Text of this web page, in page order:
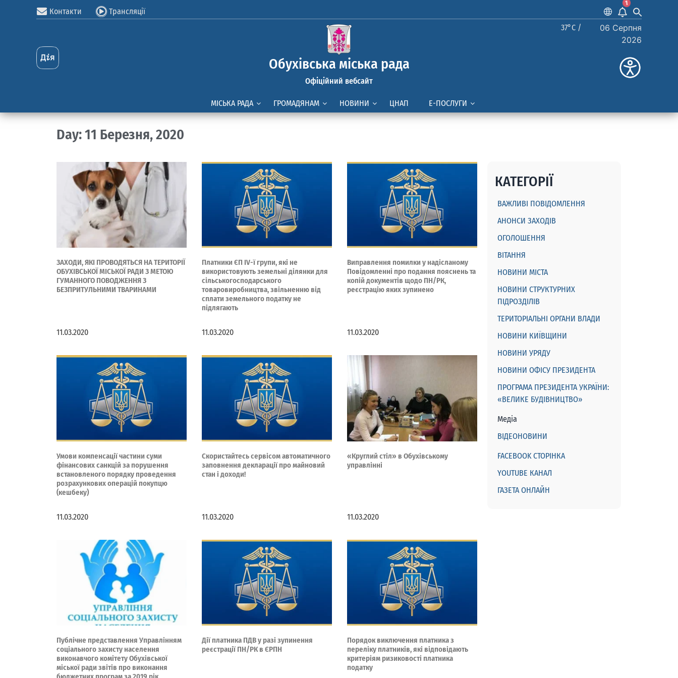
Контакти Трансляції
1
Обухівська міська рада
Офіційний вебсайт
37°C /
06 Серпня
2026
МІСЬКА РАДА ГРОМАДЯНАМ НОВИНИ ЦНАП Е-ПОСЛУГИ
Day: 11 Березня, 2020
ЗАХОДИ, ЯКІ ПРОВОДЯТЬСЯ НА ТЕРИТОРІЇ
ОБУХІВСЬКОЇ МІСЬКОЇ РАДИ З МЕТОЮ
ГУМАННОГО ПОВОДЖЕННЯ З
БЕЗПРИТУЛЬНИМИ ТВАРИНАМИ
11.03.2020
Платники ЄП ІV-ї групи, які не
використовують земельні ділянки для
сільськогосподарського
товаровиробництва, звільненню від
сплати земельного податку не
підлягають
11.03.2020
Виправлення помилки у надісланому
Повідомленні про подання пояснень та
копій документів щодо ПН/РК,
реєстрацію яких зупинено
11.03.2020
Умови компенсації частини суми
фінансових санкцій за порушення
встановленого порядку проведення
розрахункових операцій покупцю
(кешбеку)
11.03.2020
Скористайтесь сервісом автоматичного
заповнення декларації про майновий
стан і доходи!
11.03.2020
«Круглий стіл» в Обухівському
управлінні
11.03.2020
Публічне представлення Управлінням
соціального захисту населення
виконавчого комітету Обухівської
міської ради звітів про виконання
Дії платника ПДВ у разі зупинення
реєстрації ПН/РК в ЄРПН
Порядок виключення платника з
переліку платників, які відповідають
критеріям ризиковості платника
податку
КАТЕГОРІЇ
ВАЖЛИВІ ПОВІДОМЛЕННЯ
АНОНСИ ЗАХОДІВ
ОГОЛОШЕННЯ
ВІТАННЯ
НОВИНИ МІСТА
НОВИНИ СТРУКТУРНИХ
ПІДРОЗДІЛІВ
ТЕРИТОРІАЛЬНІ ОРГАНИ ВЛАДИ
НОВИНИ КИЇВЩИНИ
НОВИНИ УРЯДУ
НОВИНИ ОФІСУ ПРЕЗИДЕНТА
ПРОГРАМА ПРЕЗИДЕНТА УКРАЇНИ:
«ВЕЛИКЕ БУДІВНИЦТВО»
Медіа
ВІДЕОНОВИНИ
FACEBOOK СТОРІНКА
YOUTUBE КАНАЛ
ГАЗЕТА ОНЛАЙН